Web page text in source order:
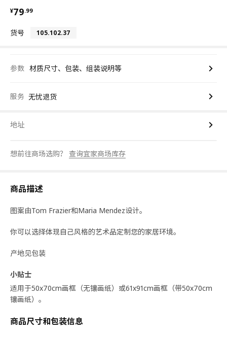
¥79.99
¥ 79.99
货号 105.102.37
参数 材质尺寸、包装、组装说明等
服务 无忧退货
地址
想前往商场选购？ 查询宜家商场库存
商品描述
图案由Tom Frazier和Maria Mendez设计。
你可以选择体现自己风格的艺术品定制您的家居环境。
产地见包装
小贴士
适用于50x70cm画框（无镶画纸）或61x91cm画框（带50x70cm
镶画纸）。
商品尺寸和包装信息